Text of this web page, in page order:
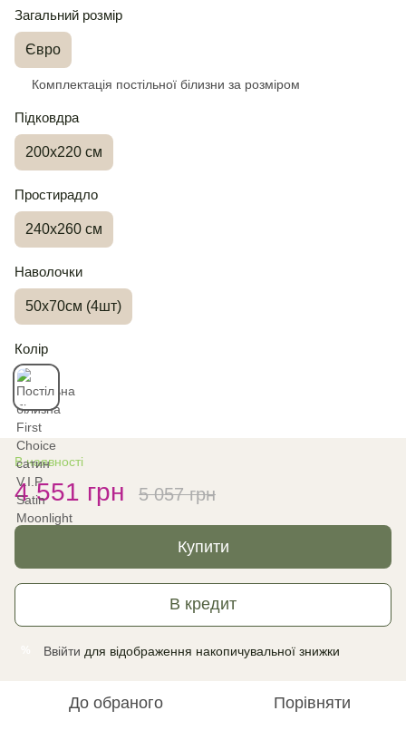
Загальний розмір
Євро
Комплектація постільної білизни за розміром
Підковдра
200х220 см
Простирадло
240х260 см
Наволочки
50х70см (4шт)
Колір
В наявності
4 551 грн 5 057 грн
Купити
В кредит
Ввійти для відображення накопичувальної знижки
До обраного Порівняти